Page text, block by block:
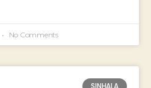
No Comments